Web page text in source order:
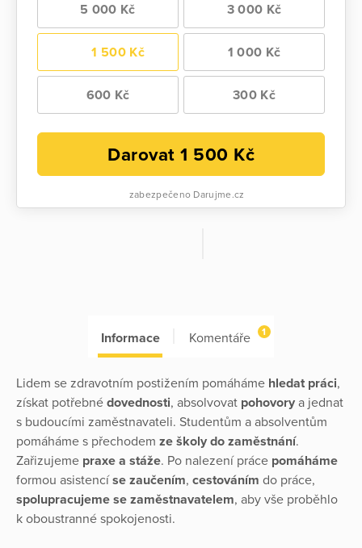
5 000 Kč 3 000 Kč
1 500 Kč 1 000 Kč
600 Kč 300 Kč
Darovat 1 500 Kč
zabezpečeno Darujme.cz
Informace Komentáře 1
Lidem se zdravotním postižením pomáháme hledat práci,
získat potřebné dovednosti, absolvovat pohovory a jednat
s budoucími zaměstnavateli. Studentům a absolventům
pomáháme s přechodem ze školy do zaměstnání.
Zařizujeme praxe a stáže. Po nalezení práce pomáháme
formou asistencíse zaučením, cestováním do práce,
spolupracujeme se zaměstnavatelem, aby vše proběhlo
k oboustranné spokojenosti.